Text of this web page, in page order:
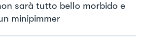
sarà tutto bello morbido e
minipimmer